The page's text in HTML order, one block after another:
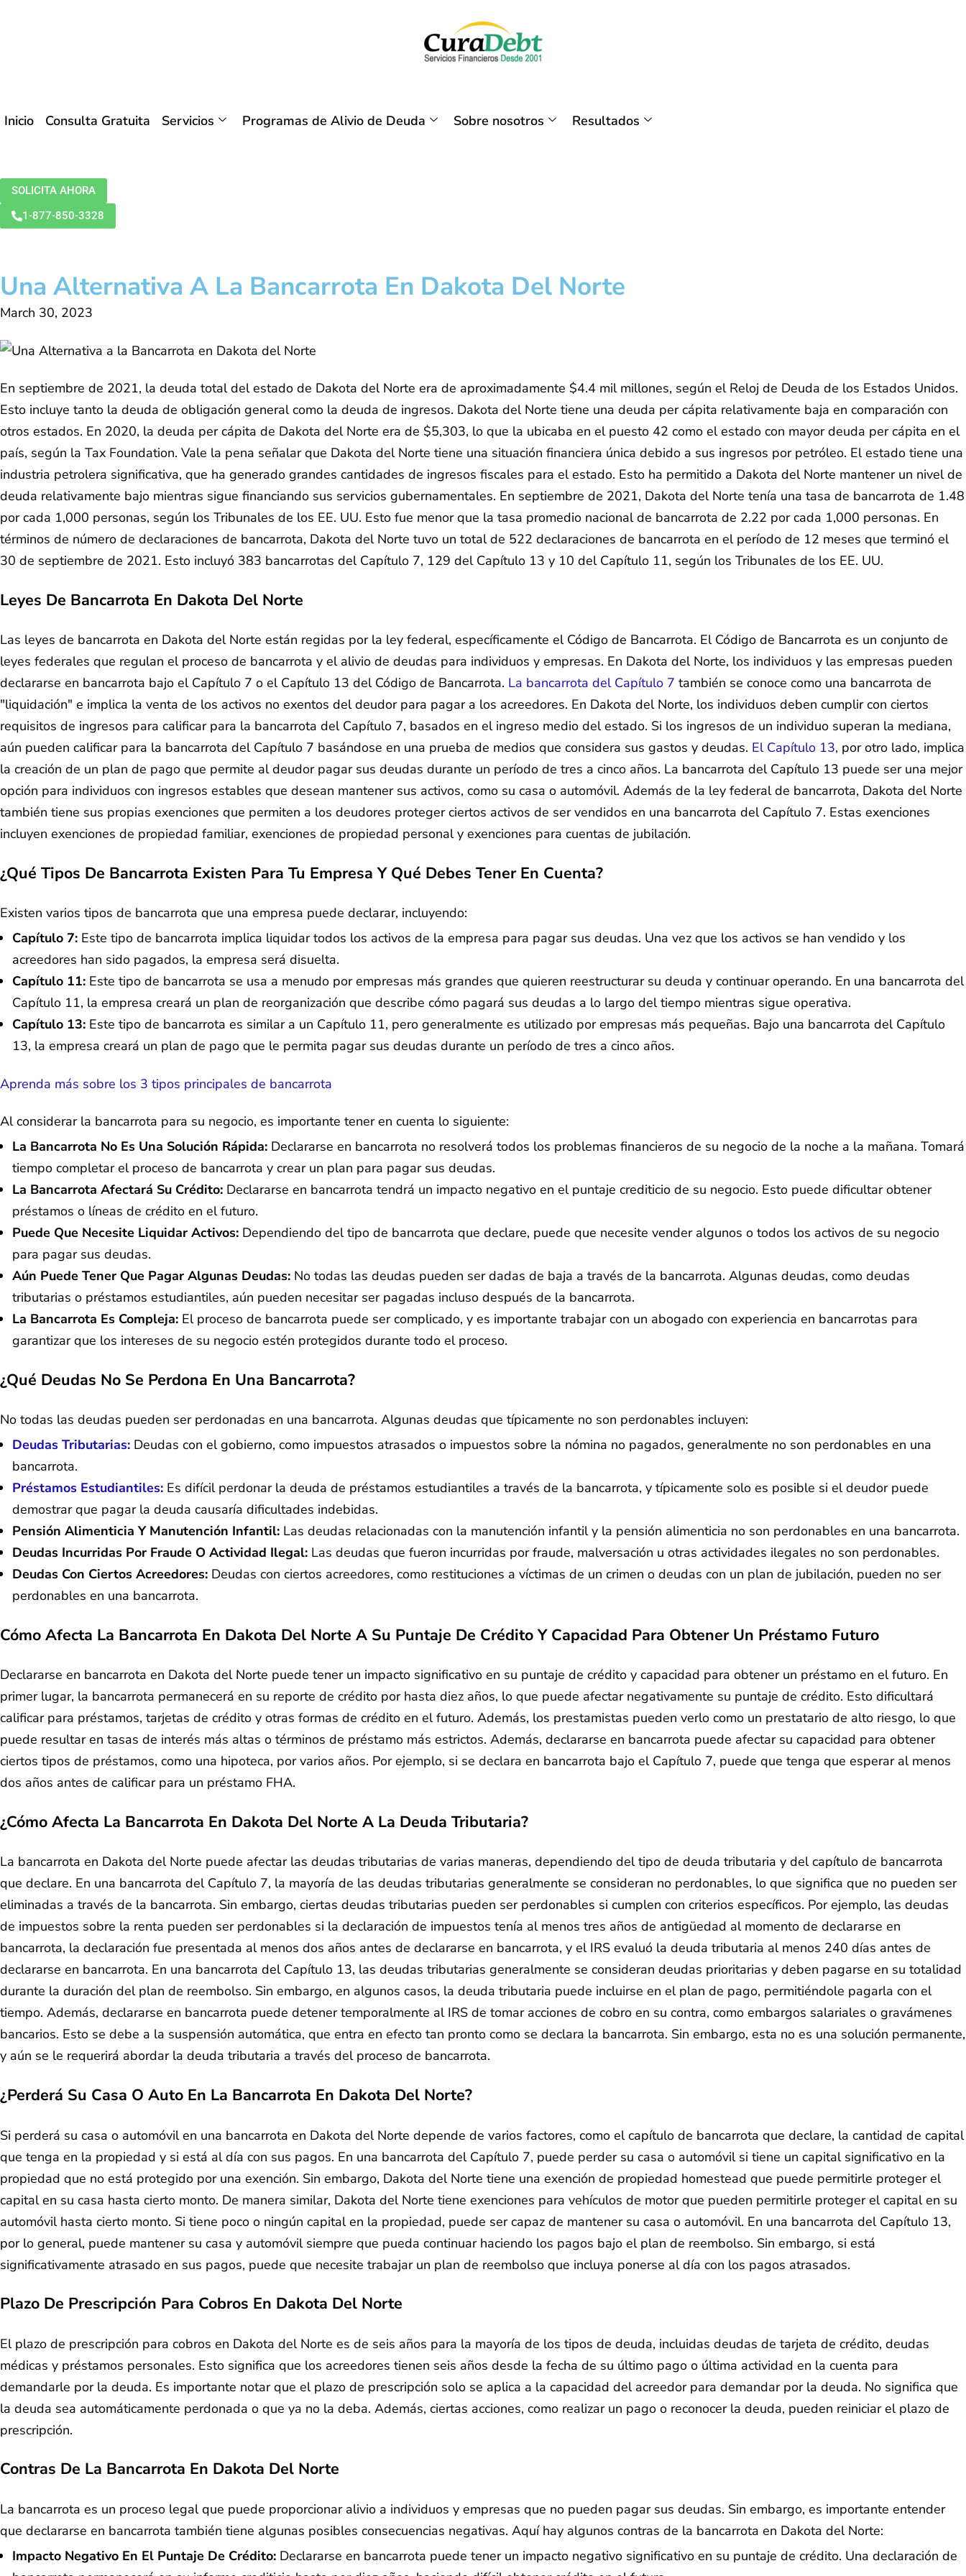
Inicio Consulta Gratuita Servicios Programas de Alivio de Deuda Sobre nosotros Resultados
SOLICITA AHORA
1-877-850-3328
Una Alternativa A La Bancarrota En Dakota Del Norte
March 30, 2023
En septiembre de 2021, la deuda total del estado de Dakota del Norte era de aproximadamente $4.4 mil millones, según el Reloj de Deuda de los Estados Unidos.
Esto incluye tanto la deuda de obligación general como la deuda de ingresos. Dakota del Norte tiene una deuda per cápita relativamente baja en comparación con
otros estados. En 2020, la deuda per cápita de Dakota del Norte era de $5,303, lo que la ubicaba en el puesto 42 como el estado con mayor deuda per cápita en el
país, según la Tax Foundation. Vale la pena señalar que Dakota del Norte tiene una situación financiera única debido a sus ingresos por petróleo. El estado tiene una
industria petrolera significativa, que ha generado grandes cantidades de ingresos fiscales para el estado. Esto ha permitido a Dakota del Norte mantener un nivel de
deuda relativamente bajo mientras sigue financiando sus servicios gubernamentales. En septiembre de 2021, Dakota del Norte tenía una tasa de bancarrota de 1.48
por cada 1,000 personas, según los Tribunales de los EE. UU. Esto fue menor que la tasa promedio nacional de bancarrota de 2.22 por cada 1,000 personas. En
términos de número de declaraciones de bancarrota, Dakota del Norte tuvo un total de 522 declaraciones de bancarrota en el período de 12 meses que terminó el
30 de septiembre de 2021. Esto incluyó 383 bancarrotas del Capítulo 7, 129 del Capítulo 13 y 10 del Capítulo 11, según los Tribunales de los EE. UU.
Leyes De Bancarrota En Dakota Del Norte
Las leyes de bancarrota en Dakota del Norte están regidas por la ley federal, específicamente el Código de Bancarrota. El Código de Bancarrota es un conjunto de
leyes federales que regulan el proceso de bancarrota y el alivio de deudas para individuos y empresas. En Dakota del Norte, los individuos y las empresas pueden
declararse en bancarrota bajo el Capítulo 7 o el Capítulo 13 del Código de Bancarrota. La bancarrota del Capítulo 7 también se conoce como una bancarrota de
"liquidación" e implica la venta de los activos no exentos del deudor para pagar a los acreedores. En Dakota del Norte, los individuos deben cumplir con ciertos
requisitos de ingresos para calificar para la bancarrota del Capítulo 7, basados en el ingreso medio del estado. Si los ingresos de un individuo superan la mediana,
aún pueden calificar para la bancarrota del Capítulo 7 basándose en una prueba de medios que considera sus gastos y deudas. El Capítulo 13, por otro lado, implica
la creación de un plan de pago que permite al deudor pagar sus deudas durante un período de tres a cinco años. La bancarrota del Capítulo 13 puede ser una mejor
opción para individuos con ingresos estables que desean mantener sus activos, como su casa o automóvil. Además de la ley federal de bancarrota, Dakota del Norte
también tiene sus propias exenciones que permiten a los deudores proteger ciertos activos de ser vendidos en una bancarrota del Capítulo 7. Estas exenciones
incluyen exenciones de propiedad familiar, exenciones de propiedad personal y exenciones para cuentas de jubilación.
¿Qué Tipos De Bancarrota Existen Para Tu Empresa Y Qué Debes Tener En Cuenta?
Existen varios tipos de bancarrota que una empresa puede declarar, incluyendo:
Capítulo 7: Este tipo de bancarrota implica liquidar todos los activos de la empresa para pagar sus deudas. Una vez que los activos se han vendido y los
acreedores han sido pagados, la empresa será disuelta.
Capítulo 11: Este tipo de bancarrota se usa a menudo por empresas más grandes que quieren reestructurar su deuda y continuar operando. En una bancarrota del
Capítulo 11, la empresa creará un plan de reorganización que describe cómo pagará sus deudas a lo largo del tiempo mientras sigue operativa.
Capítulo 13: Este tipo de bancarrota es similar a un Capítulo 11, pero generalmente es utilizado por empresas más pequeñas. Bajo una bancarrota del Capítulo
13, la empresa creará un plan de pago que le permita pagar sus deudas durante un período de tres a cinco años.
Aprenda más sobre los 3 tipos principales de bancarrota
Al considerar la bancarrota para su negocio, es importante tener en cuenta lo siguiente:
La Bancarrota No Es Una Solución Rápida: Declararse en bancarrota no resolverá todos los problemas financieros de su negocio de la noche a la mañana. Tomará
tiempo completar el proceso de bancarrota y crear un plan para pagar sus deudas.
La Bancarrota Afectará Su Crédito: Declararse en bancarrota tendrá un impacto negativo en el puntaje crediticio de su negocio. Esto puede dificultar obtener
préstamos o líneas de crédito en el futuro.
Puede Que Necesite Liquidar Activos: Dependiendo del tipo de bancarrota que declare, puede que necesite vender algunos o todos los activos de su negocio
para pagar sus deudas.
Aún Puede Tener Que Pagar Algunas Deudas: No todas las deudas pueden ser dadas de baja a través de la bancarrota. Algunas deudas, como deudas
tributarias o préstamos estudiantiles, aún pueden necesitar ser pagadas incluso después de la bancarrota.
La Bancarrota Es Compleja: El proceso de bancarrota puede ser complicado, y es importante trabajar con un abogado con experiencia en bancarrotas para
garantizar que los intereses de su negocio estén protegidos durante todo el proceso.
¿Qué Deudas No Se Perdona En Una Bancarrota?
No todas las deudas pueden ser perdonadas en una bancarrota. Algunas deudas que típicamente no son perdonables incluyen:
Deudas Tributarias: Deudas con el gobierno, como impuestos atrasados o impuestos sobre la nómina no pagados, generalmente no son perdonables en una
bancarrota.
Préstamos Estudiantiles: Es difícil perdonar la deuda de préstamos estudiantiles a través de la bancarrota, y típicamente solo es posible si el deudor puede
demostrar que pagar la deuda causaría dificultades indebidas.
Pensión Alimenticia Y Manutención Infantil: Las deudas relacionadas con la manutención infantil y la pensión alimenticia no son perdonables en una bancarrota.
Deudas Incurridas Por Fraude O Actividad Ilegal: Las deudas que fueron incurridas por fraude, malversación u otras actividades ilegales no son perdonables.
Deudas Con Ciertos Acreedores: Deudas con ciertos acreedores, como restituciones a víctimas de un crimen o deudas con un plan de jubilación, pueden no ser
perdonables en una bancarrota.
Cómo Afecta La Bancarrota En Dakota Del Norte A Su Puntaje De Crédito Y Capacidad Para Obtener Un Préstamo Futuro
Declararse en bancarrota en Dakota del Norte puede tener un impacto significativo en su puntaje de crédito y capacidad para obtener un préstamo en el futuro. En
primer lugar, la bancarrota permanecerá en su reporte de crédito por hasta diez años, lo que puede afectar negativamente su puntaje de crédito. Esto dificultará
calificar para préstamos, tarjetas de crédito y otras formas de crédito en el futuro. Además, los prestamistas pueden verlo como un prestatario de alto riesgo, lo que
puede resultar en tasas de interés más altas o términos de préstamo más estrictos. Además, declararse en bancarrota puede afectar su capacidad para obtener
ciertos tipos de préstamos, como una hipoteca, por varios años. Por ejemplo, si se declara en bancarrota bajo el Capítulo 7, puede que tenga que esperar al menos
dos años antes de calificar para un préstamo FHA.
¿Cómo Afecta La Bancarrota En Dakota Del Norte A La Deuda Tributaria?
La bancarrota en Dakota del Norte puede afectar las deudas tributarias de varias maneras, dependiendo del tipo de deuda tributaria y del capítulo de bancarrota
que declare. En una bancarrota del Capítulo 7, la mayoría de las deudas tributarias generalmente se consideran no perdonables, lo que significa que no pueden ser
eliminadas a través de la bancarrota. Sin embargo, ciertas deudas tributarias pueden ser perdonables si cumplen con criterios específicos. Por ejemplo, las deudas
de impuestos sobre la renta pueden ser perdonables si la declaración de impuestos tenía al menos tres años de antigüedad al momento de declararse en
bancarrota, la declaración fue presentada al menos dos años antes de declararse en bancarrota, y el IRS evaluó la deuda tributaria al menos 240 días antes de
declararse en bancarrota. En una bancarrota del Capítulo 13, las deudas tributarias generalmente se consideran deudas prioritarias y deben pagarse en su totalidad
durante la duración del plan de reembolso. Sin embargo, en algunos casos, la deuda tributaria puede incluirse en el plan de pago, permitiéndole pagarla con el
tiempo. Además, declararse en bancarrota puede detener temporalmente al IRS de tomar acciones de cobro en su contra, como embargos salariales o gravámenes
bancarios. Esto se debe a la suspensión automática, que entra en efecto tan pronto como se declara la bancarrota. Sin embargo, esta no es una solución permanente,
y aún se le requerirá abordar la deuda tributaria a través del proceso de bancarrota.
¿Perderá Su Casa O Auto En La Bancarrota En Dakota Del Norte?
Si perderá su casa o automóvil en una bancarrota en Dakota del Norte depende de varios factores, como el capítulo de bancarrota que declare, la cantidad de capital
que tenga en la propiedad y si está al día con sus pagos. En una bancarrota del Capítulo 7, puede perder su casa o automóvil si tiene un capital significativo en la
propiedad que no está protegido por una exención. Sin embargo, Dakota del Norte tiene una exención de propiedad homestead que puede permitirle proteger el
capital en su casa hasta cierto monto. De manera similar, Dakota del Norte tiene exenciones para vehículos de motor que pueden permitirle proteger el capital en su
automóvil hasta cierto monto. Si tiene poco o ningún capital en la propiedad, puede ser capaz de mantener su casa o automóvil. En una bancarrota del Capítulo 13,
por lo general, puede mantener su casa y automóvil siempre que pueda continuar haciendo los pagos bajo el plan de reembolso. Sin embargo, si está
significativamente atrasado en sus pagos, puede que necesite trabajar un plan de reembolso que incluya ponerse al día con los pagos atrasados.
Plazo De Prescripción Para Cobros En Dakota Del Norte
El plazo de prescripción para cobros en Dakota del Norte es de seis años para la mayoría de los tipos de deuda, incluidas deudas de tarjeta de crédito, deudas
médicas y préstamos personales. Esto significa que los acreedores tienen seis años desde la fecha de su último pago o última actividad en la cuenta para
demandarle por la deuda. Es importante notar que el plazo de prescripción solo se aplica a la capacidad del acreedor para demandar por la deuda. No significa que
la deuda sea automáticamente perdonada o que ya no la deba. Además, ciertas acciones, como realizar un pago o reconocer la deuda, pueden reiniciar el plazo de
prescripción.
Contras De La Bancarrota En Dakota Del Norte
La bancarrota es un proceso legal que puede proporcionar alivio a individuos y empresas que no pueden pagar sus deudas. Sin embargo, es importante entender
que declararse en bancarrota también tiene algunas posibles consecuencias negativas. Aquí hay algunos contras de la bancarrota en Dakota del Norte:
Impacto Negativo En El Puntaje De Crédito: Declararse en bancarrota puede tener un impacto negativo significativo en su puntaje de crédito. Una declaración de